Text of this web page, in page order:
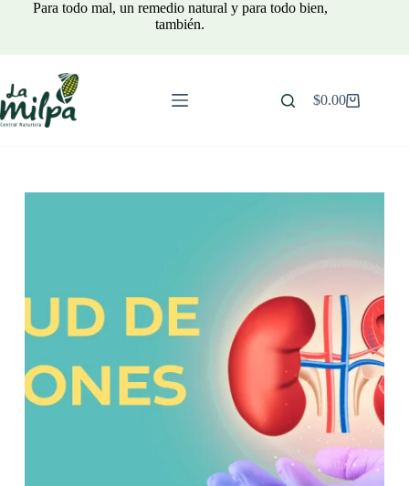
Para todo mal, un remedio natural y para todo bien,
también.
Carro
$0.00